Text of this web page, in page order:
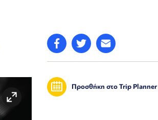
Προσθήκη στο Trip Planner